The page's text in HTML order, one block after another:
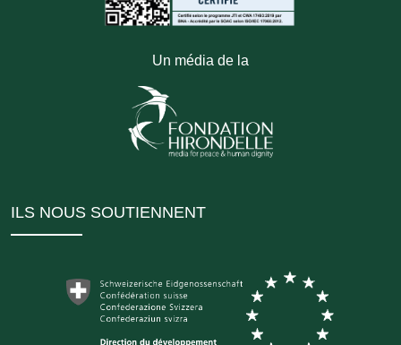
Un média de la
ILS NOUS SOUTIENNENT